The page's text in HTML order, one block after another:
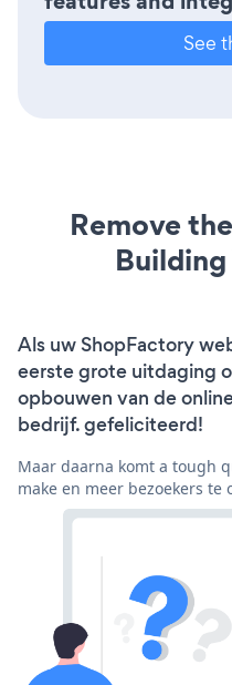
See
Remove
Building
Als uw ShopFactory
eerste grote uitdaging
opbouwen van de
bedrijf. gefeliciteerd!
Maar daarna komt a tough
make en meer bezoekers te